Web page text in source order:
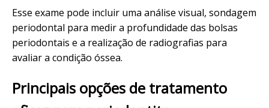
Esse exame pode incluir uma análise visual, sondagem
periodontal para medir a profundidade das bolsas
periodontais e a realização de radiografias para
avaliar a condição óssea.
Principais opções de tratamento